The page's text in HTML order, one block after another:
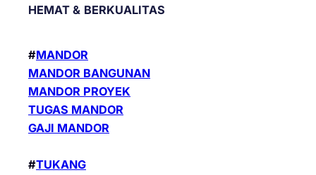
HEMAT & BERKUALITAS
#MANDOR
MANDOR BANGUNAN
MANDOR PROYEK
TUGAS MANDOR
GAJI MANDOR
#TUKANG